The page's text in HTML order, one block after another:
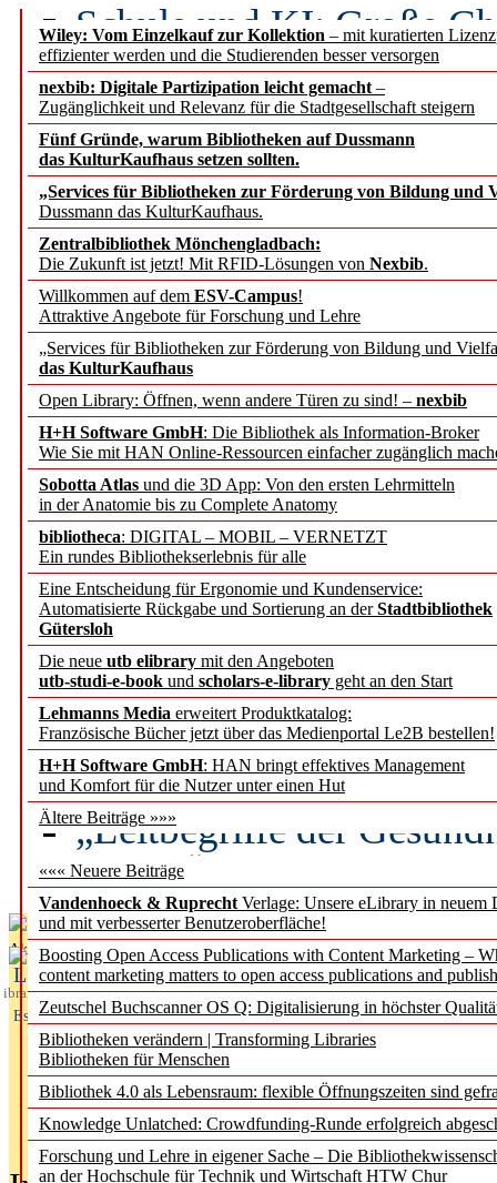
Wiley: Vom Einzelkauf zur Kollektion – mit kuratierten
effizienter werden und die Studierenden besser versorgen
nexbib: Digitale Partizipation leicht gemacht –
Zugänglichkeit und Relevanz für die Stadtgesellschaft steigern
Fünf Gründe, warum Bibliotheken auf Dussmann
das KulturKaufhaus setzen sollten.
„Services für Bibliotheken zur Förderung von Bildung und
Dussmann das KulturKaufhaus.
Zentralbibliothek Mönchengladbach:
Die Zukunft ist jetzt! Mit RFID-Lösungen von Nexbib.
Willkommen auf dem ESV-Campus!
Attraktive Angebote für Forschung und Lehre
„Services für Bibliotheken zur Förderung von Bildung und
das KulturKaufhaus
Open Library: Öffnen, wenn andere Türen zu sind! – nexbib
H+H Software GmbH: Die Bibliothek als Information-Broker
Wie Sie mit HAN Online-Ressourcen einfacher zugänglich
Sobotta Atlas und die 3D App: Von den ersten Lehrmitteln
in der Anatomie bis zu Complete Anatomy
bibliotheca: DIGITAL – MOBIL – VERNETZT
Ein rundes Bibliothekserlebnis für alle
Eine Entscheidung für Ergonomie und Kundenservice:
Automatisierte Rückgabe und Sortierung an derStadtbibliothek
Gütersloh
Die neue utb elibrary mit den Angeboten
utb-studi-e-book und scholars-e-library geht an den Start
Lehmanns Media erweitert Produktkatalog:
Französische Bücher jetzt über das Medienportal Le2B bestellen!
H+H Software GmbH: HAN bringt effektives Management
und Komfort für die Nutzer unter einen Hut
Ältere Beiträge »»»
««« Neuere Beiträge
Vandenhoeck & Ruprecht Verlage: Unsere eLibrary in neuem
und mit verbesserter Benutzeroberfläche!
Boosting Open Access Publications with Content Marketing –
content marketing matters to open access publications and
Zeutschel Buchscanner OS Q: Digitalisierung in höchster
Bibliotheken verändern | Transforming Libraries
Bibliotheken für Menschen
Bibliothek 4.0 als Lebensraum: flexible Öffnungszeiten sind
Knowledge Unlatched: Crowdfunding-Runde erfolgreich
Forschung und Lehre in eigener Sache – Die
an der Hochschule für Technik und Wirtschaft HTW Chur
Schule und KI: Große
Voraussetzungen
Erfolgreiches erstes
Segment Research –
angepasst
konstruktiv!
Mohr Siebeck
und die Zeitschrift für
Francke Attempto
EBSCO Information
Recherchefunktionen in
Sorbisches Institut neu
Geschichte und
Künstliche Intelligenz
besser zu verstehen
„Leitbegriffe der
des BIÖG erscheinen
Aktuelles aus
L
ibrary
Essentials